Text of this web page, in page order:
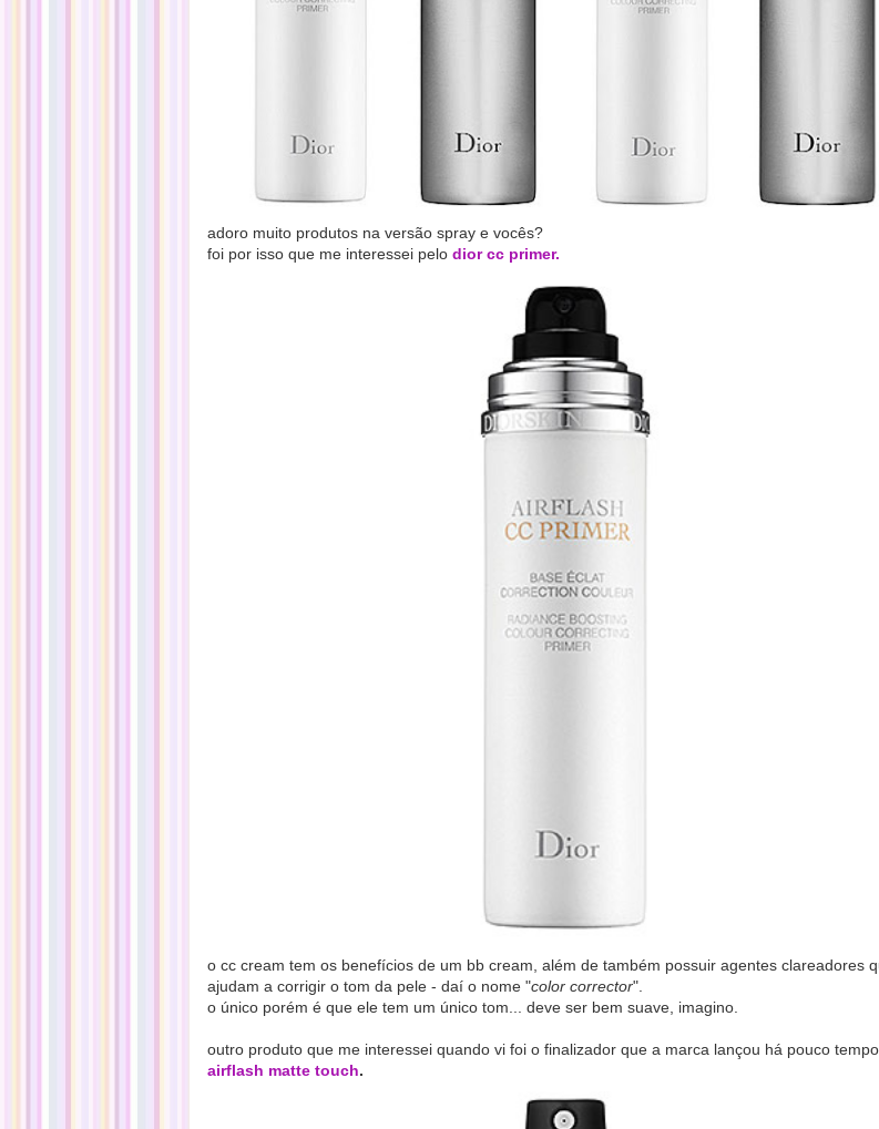
adoro muito produtos na versão spray e vocês?
foi por isso que me interessei pelo dior cc primer.
o cc cream tem os benefícios de um bb cream, além de também possuir agentes clareadores
ajudam a corrigir o tom da pele - daí o nome "color corrector".
o único porém é que ele tem um único tom... deve ser bem suave, imagino.
outro produto que me interessei quando vi foi o finalizador que a marca lançou há pouco
airflash matte touch.